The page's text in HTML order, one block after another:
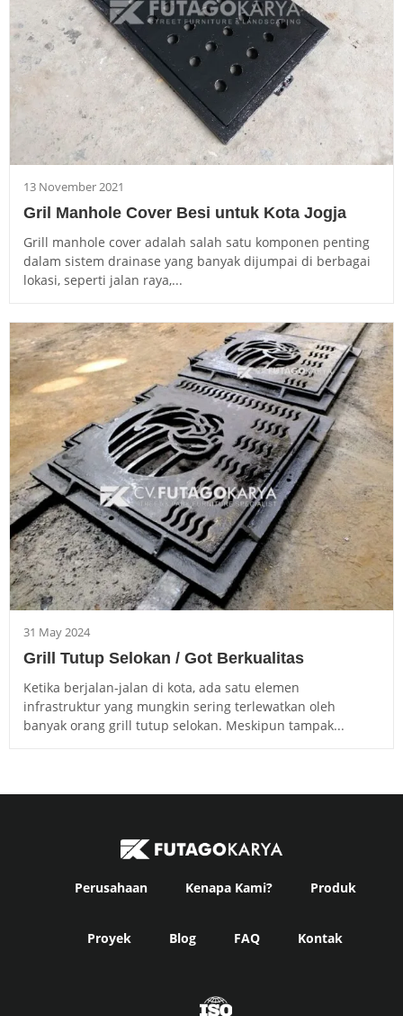
13 November 2021
Gril Manhole Cover Besi untuk Kota Jogja
Grill manhole cover adalah salah satu komponen penting
dalam sistem drainase yang banyak dijumpai di berbagai
lokasi, seperti jalan raya,...
31 May 2024
Grill Tutup Selokan / Got Berkualitas
Ketika berjalan-jalan di kota, ada satu elemen
infrastruktur yang mungkin sering terlewatkan oleh
banyak orang grill tutup selokan. Meskipun tampak...
Perusahaan Kenapa Kami? Produk
Proyek Blog FAQ Kontak